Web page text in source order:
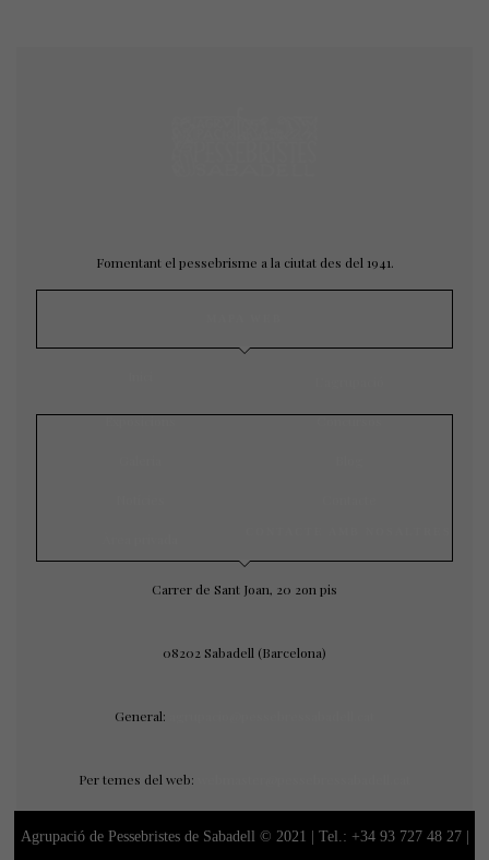
Fomentant el pessebrisme a la ciutat des del 1941.
Exposicions Concursos
Carrer de Sant Joan, 20 2on pis
08202 Sabadell (Barcelona)
General:
Per temes del web:
Agrupació de Pessebristes de Sabadell © 2021 | Tel.: +34 93 727 48 27|